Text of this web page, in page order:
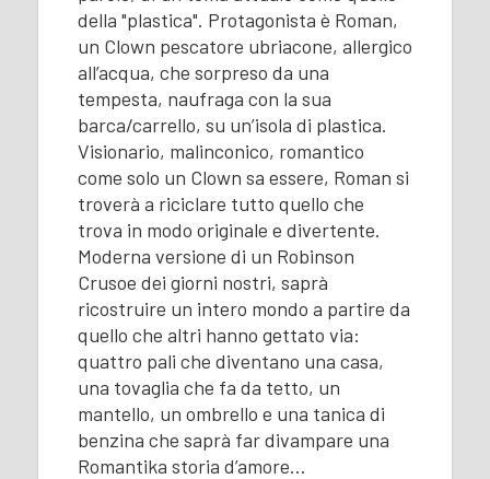
della "plastica". Protagonista è Roman,
un Clown pescatore ubriacone, allergico
all’acqua, che sorpreso da una
tempesta, naufraga con la sua
barca/carrello, su un’isola di plastica.
Visionario, malinconico, romantico
come solo un Clown sa essere, Roman si
troverà a riciclare tutto quello che
trova in modo originale e divertente.
Moderna versione di un Robinson
Crusoe dei giorni nostri, saprà
ricostruire un intero mondo a partire da
quello che altri hanno gettato via:
quattro pali che diventano una casa,
una tovaglia che fa da tetto, un
mantello, un ombrello e una tanica di
benzina che saprà far divampare una
Romantika storia d’amore…